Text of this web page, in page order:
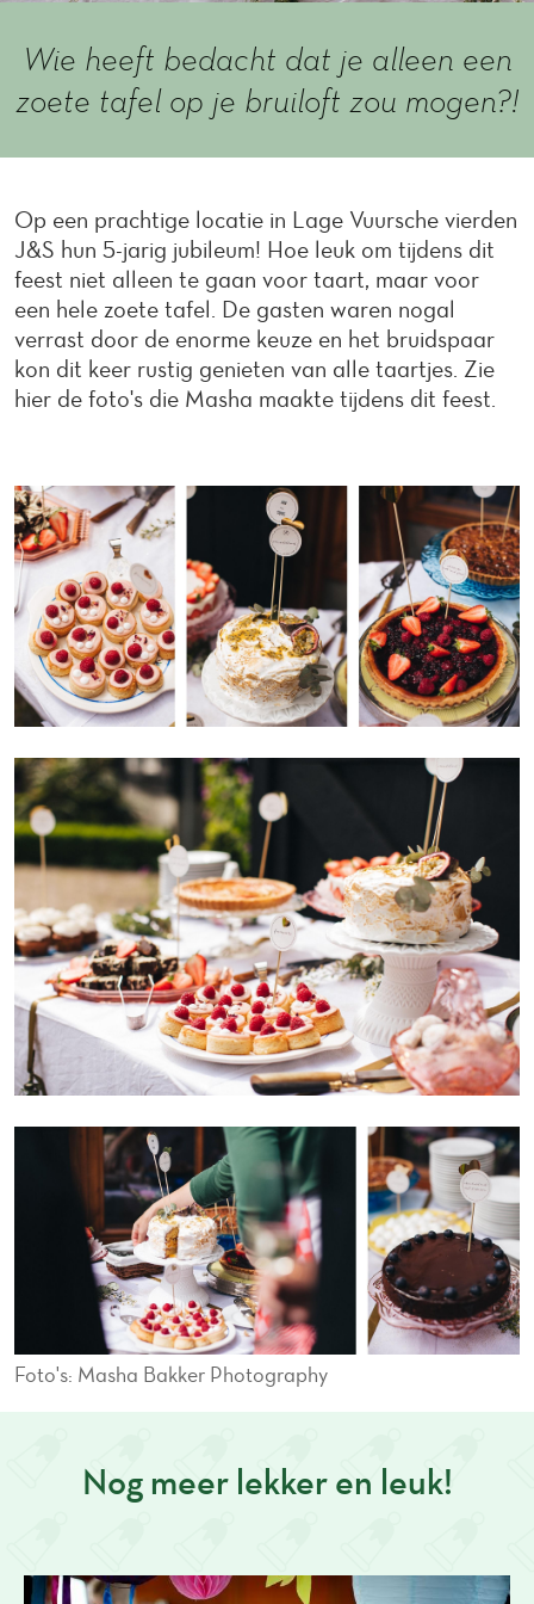
Wie heeft bedacht dat je alleen een
zoete tafel op je bruiloft zou mogen?!
Op een prachtige locatie in Lage Vuursche vierden
J&S hun 5-jarig jubileum! Hoe leuk om tijdens dit
feest niet alleen te gaan voor taart, maar voor
een hele zoete tafel. De gasten waren nogal
verrast door de enorme keuze en het bruidspaar
kon dit keer rustig genieten van alle taartjes. Zie
hier de foto's die Masha maakte tijdens dit feest.
Foto's: Masha Bakker Photography
Nog meer lekker en leuk!